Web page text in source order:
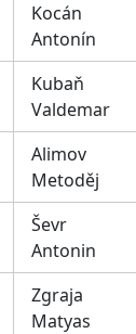
Kocán
Antonín
Kubaň
Valdemar
Alimov
Metoděj
Ševr
Antonin
Zgraja
Matyas